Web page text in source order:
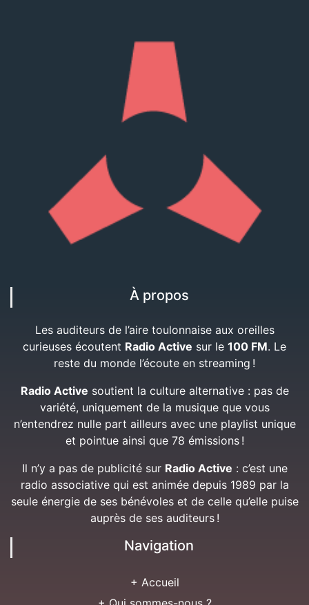
À propos
Les auditeurs de l’aire toulonnaise aux oreilles
curieuses écoutent Radio Active sur le 100 FM. Le
reste du monde l’écoute en streaming !
Radio Active soutient la culture alternative : pas de
variété, uniquement de la musique que vous
n’entendrez nulle part ailleurs avec une playlist unique
et pointue ainsi que 78 émissions !
Il n’y a pas de publicité sur Radio Active : c’est une
radio associative qui est animée depuis 1989 par la
seule énergie de ses bénévoles et de celle qu’elle puise
auprès de ses auditeurs !
Navigation
+ Accueil